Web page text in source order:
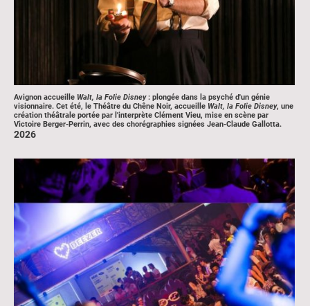
Avignon accueille Walt, la Folie Disney: plongée dans la psyché d'un génie
visionnaire. Cet été, le Théâtre du Chêne Noir, accueille Walt, la Folie Disney, une
création théâtrale portée par l'interprète Clément Vieu, mise en scène par
Victoire Berger-Perrin, avec des chorégraphies signées Jean-Claude Gallotta.
2026